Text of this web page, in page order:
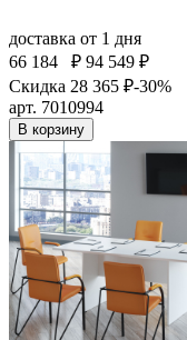
доставка от 1 дня
66 184
₽ 94 549 ₽
Скидка 28 365 ₽-30%
арт. 7010994
В корзину